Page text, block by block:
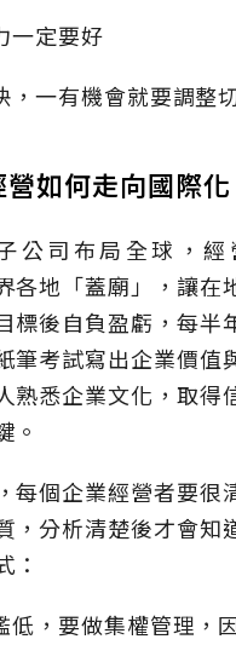
一定要好
，一有機會就要調整
如何走向國際化
公司布局全球，經
各地「蓋廟」，讓在
標後自負盈虧，每半
筆考試寫出企業價值
熟悉企業文化，取得
。
每個企業經營者要很
，分析清楚後才會知
：
低，要做集權管理，